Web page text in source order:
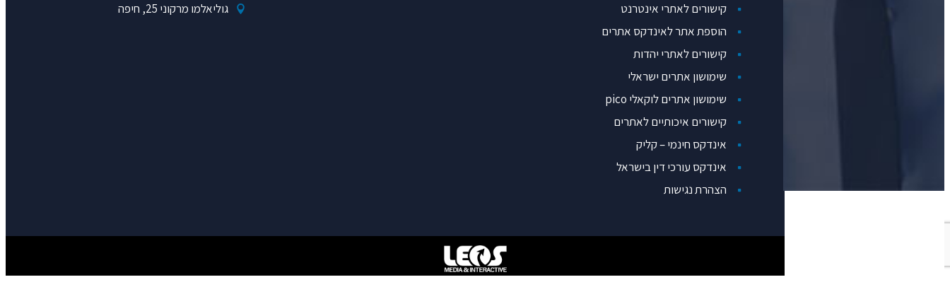
קישורים לאתרי אינטרנט
הוספת אתר לאינדקס אתרים
קישורים לאתרי יהדות
שימושון אתרים ישראלי
שימושון אתרים לוקאלי pico
קישורים איכותיים לאתרים
אינדקס חינמי – קליק
אינדקס עורכי דין בישראל
הצהרת נגישות
גוליאלמו מרקוני 25, חיפה